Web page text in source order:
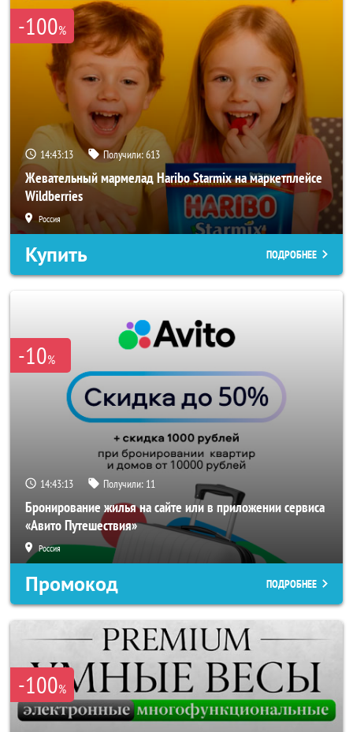
-100%
14:43:10 Получили:613
Жевательный мармелад Haribo Starmix на маркетплейсе
Wildberries
Россия
Купить ПОДРОБНЕЕ
-10%
14:43:10 Получили: 11
Бронирование жилья на сайте или в приложении сервиса
«Авито Путешествия»
Россия
Промокод ПОДРОБНЕЕ
-100%